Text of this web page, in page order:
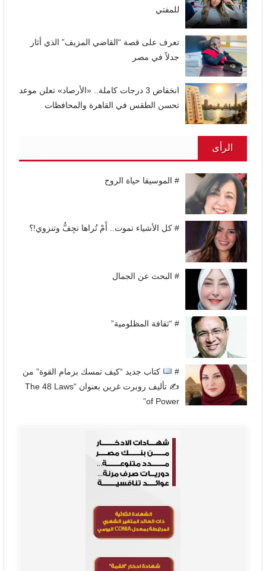
للمفتي
تعرف على قصة “القاضي المزيف” الذي أثار
جدلاً في مصر
انخفاض 3 درجات كاملة.. «الأرصاد» تعلن موعد
تحسن الطقس في القاهرة والمحافظات
الرأى
# الموسيقا حياة الروح
# كل الأشياء تموت.. أَمْ تُراها تجِفُّ وتنزوي!؟
# البحث عن الجمال
# “ثقافة المظلومية”
#
كتاب جديد “كيف تمسك بزمام القوة” من
✍
تأليف روبرت غرين بعنوان “The 48 Laws
of Power”